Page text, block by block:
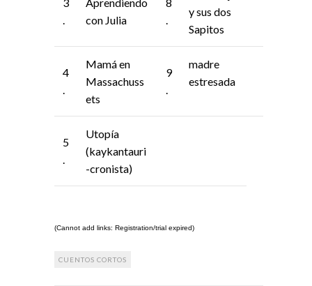
con Julia
y sus dos
Sapitos
4
Mamá en
Massachuss
ets
9
madre
estresada
5
Utopía
(kaykantauri
-cronista)
(Cannot add links: Registration/trial expired)
CUENTOS CORTOS